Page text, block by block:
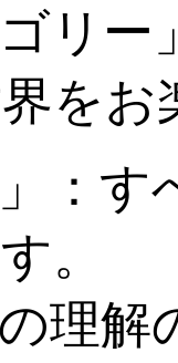
リー
を
」：
。
の理